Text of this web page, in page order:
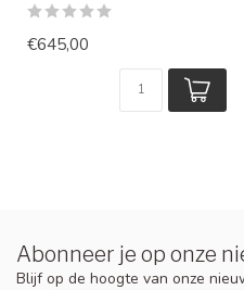
€645,00
Abonneer je op onze
Blijf op de hoogte van onze